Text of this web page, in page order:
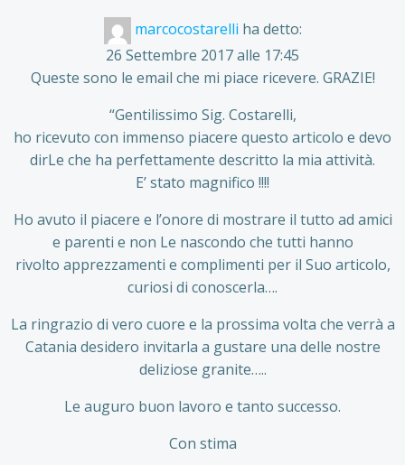
marcocostarelli ha detto:
26 Settembre 2017 alle 17:45
Queste sono le email che mi piace ricevere. GRAZIE!
“Gentilissimo Sig. Costarelli,
ho ricevuto con immenso piacere questo articolo e devo
dirLe che ha perfettamente descritto la mia attività.
E’ stato magnifico !!!!
Ho avuto il piacere e l’onore di mostrare il tutto ad amici
e parenti e non Le nascondo che tutti hanno
rivolto apprezzamenti e complimenti per il Suo articolo,
curiosi di conoscerla….
La ringrazio di vero cuore e la prossima volta che verrà a
Catania desidero invitarla a gustare una delle nostre
deliziose granite…..
Le auguro buon lavoro e tanto successo.
Con stima